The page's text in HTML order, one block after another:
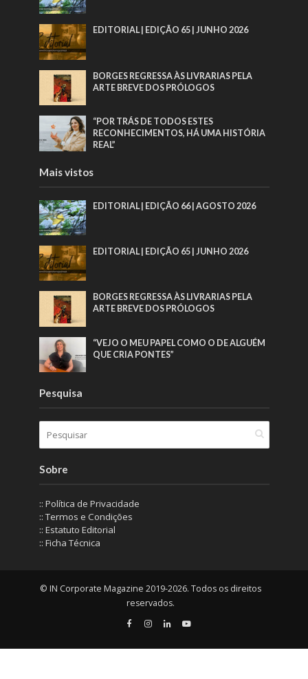
EDITORIAL | EDIÇÃO 65 | JUNHO 2026
BORGES REGRESSA ÀS LIVRARIAS PELA
ARTE BREVE DOS PRÓLOGOS
“POR TRÁS DE TODOS ESTES
RECONHECIMENTOS, HÁ UMA HISTÓRIA
REAL”
Mais vistos
EDITORIAL | EDIÇÃO 66 | AGOSTO 2026
EDITORIAL | EDIÇÃO 65 | JUNHO 2026
BORGES REGRESSA ÀS LIVRARIAS PELA
ARTE BREVE DOS PRÓLOGOS
“VEJO O MEU PAPEL COMO O DE ALGUÉM
QUE CRIA PONTES”
Pesquisa
Sobre
:: Política de Privacidade
:: Termos e Condições
:: Estatuto Editorial
:: Ficha Técnica
© IN Corporate Magazine 2019-2026. Todos os direitos
reservados.